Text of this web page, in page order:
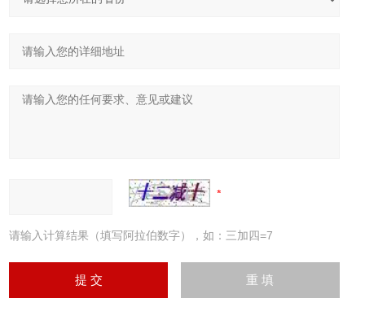
请输入计算结果（填写阿拉伯数字），如：三加四=7